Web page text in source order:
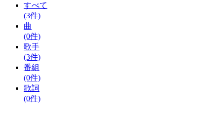
すべて
(3件)
曲
(0件)
歌手
(3件)
番組
(0件)
歌詞
(0件)